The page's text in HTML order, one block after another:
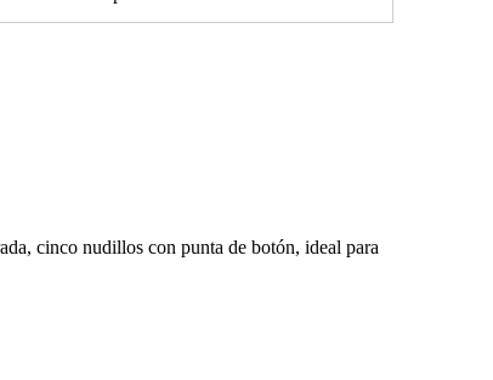
cinco nudillos con punta de botón, ideal para